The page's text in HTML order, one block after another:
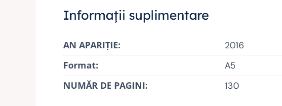
Informații suplimentare
AN APARIŢIE:
2016
Format:
A5
NUMĂR DE PAGINI:
130